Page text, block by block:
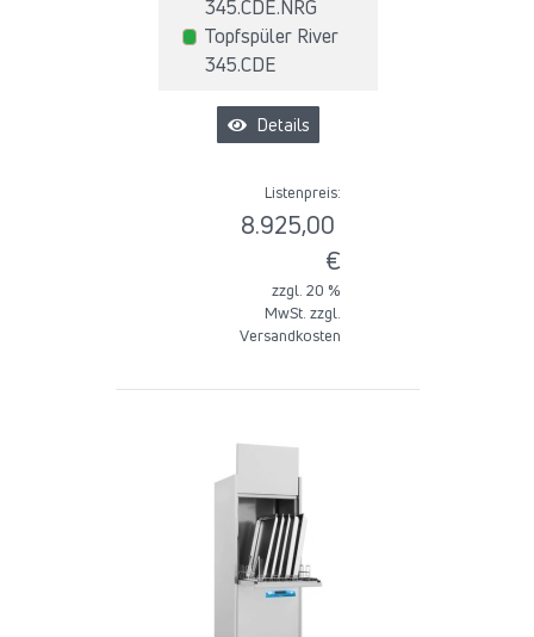
345.CDE.NRG
Topfspüler River
345.CDE
Details
Listenpreis:
8.925,00
€
zzgl. 20 %
MwSt. zzgl.
Versandkosten